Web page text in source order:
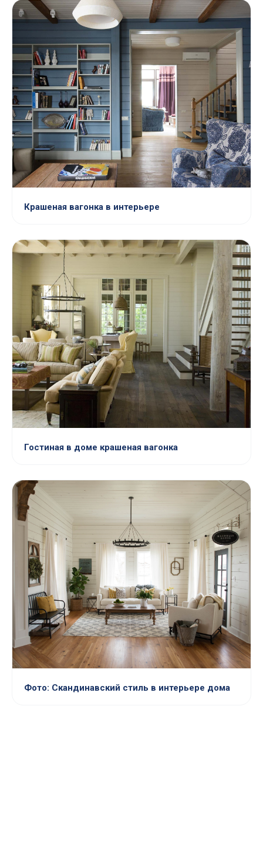
Крашеная вагонка в интерьере
Гостиная в доме крашеная вагонка
Фото: Скандинавский стиль в интерьере дома